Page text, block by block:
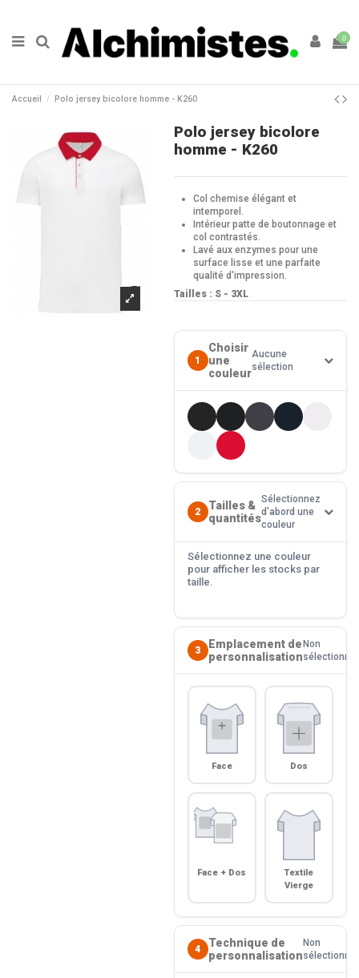
0
Accueil Polo jersey bicolore homme - K260
Polo jersey bicolore
homme - K260
Col chemise élégant et
intemporel.
Intérieur patte de boutonnage et
col contrastés.
Lavé aux enzymes pour une
surface lisse et une parfaite
qualité d'impression.
Tailles : S - 3XL
1
Choisir
une
couleur
Aucune
sélection
2
Tailles &
quantités
Sélectionnez
d'abord une
couleur
Sélectionnez une couleur
pour afficher les stocks par
taille.
3
Emplacement de
personnalisation
Non
sélectionné
Face Dos
Face + Dos
Textile
Vierge
4
Technique de
personnalisation
Non
sélectionné